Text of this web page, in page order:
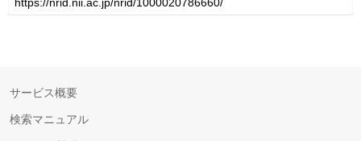
サービス概要
検索マニュアル